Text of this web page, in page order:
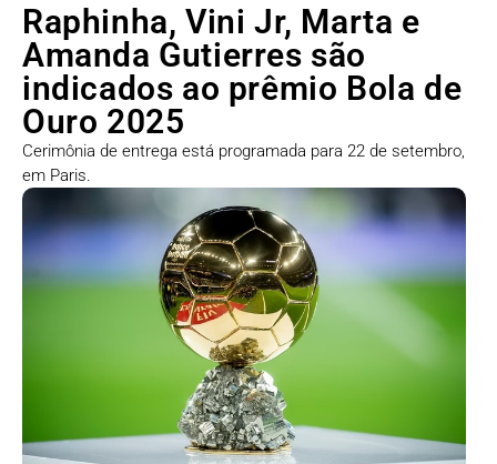
Raphinha, Vini Jr, Marta e
Amanda Gutierres são
indicados ao prêmio Bola de
Ouro 2025
Cerimônia de entrega está programada para 22 de setembro,
em Paris.